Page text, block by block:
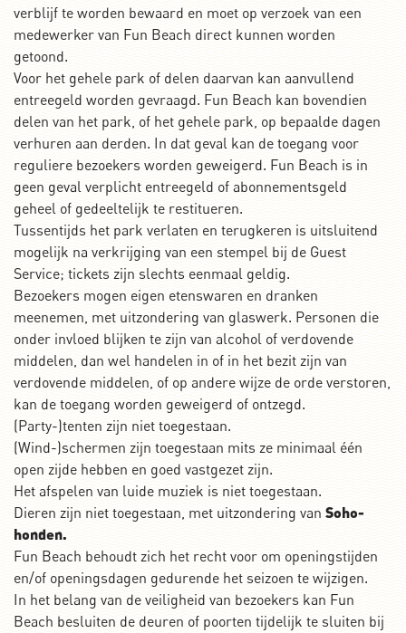
verblijf te worden bewaard en moet op verzoek van een
medewerker van Fun Beach direct kunnen worden
getoond.
Voor het gehele park of delen daarvan kan aanvullend
entreegeld worden gevraagd. Fun Beach kan bovendien
delen van het park, of het gehele park, op bepaalde dagen
verhuren aan derden. In dat geval kan de toegang voor
reguliere bezoekers worden geweigerd. Fun Beach is in
geen geval verplicht entreegeld of abonnementsgeld
geheel of gedeeltelijk te restitueren.
Tussentijds het park verlaten en terugkeren is uitsluitend
mogelijk na verkrijging van een stempel bij de Guest
Service; tickets zijn slechts eenmaal geldig.
Bezoekers mogen eigen etenswaren en dranken
meenemen, met uitzondering van glaswerk. Personen die
onder invloed blijken te zijn van alcohol of verdovende
middelen, dan wel handelen in of in het bezit zijn van
verdovende middelen, of op andere wijze de orde verstoren,
kan de toegang worden geweigerd of ontzegd.
(Party-)tenten zijn niet toegestaan.
(Wind-)schermen zijn toegestaan mits ze minimaal één
open zijde hebben en goed vastgezet zijn.
Het afspelen van luide muziek is niet toegestaan.
Dieren zijn niet toegestaan, met uitzondering van Soho-
honden.
Fun Beach behoudt zich het recht voor om openingstijden
en/of openingsdagen gedurende het seizoen te wijzigen.
In het belang van de veiligheid van bezoekers kan Fun
Beach besluiten de deuren of poorten tijdelijk te sluiten bij